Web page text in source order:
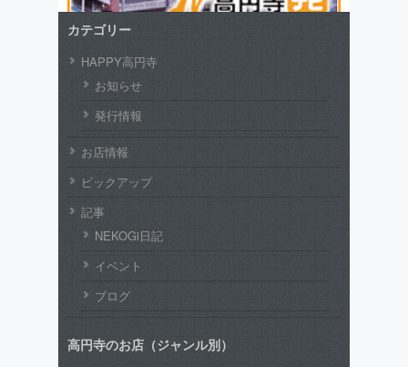
カテゴリー
HAPPY高円寺
お知らせ
発行情報
お店情報
ピックアップ
記事
NEKOGi日記
イベント
ブログ
高円寺のお店（ジャンル別）